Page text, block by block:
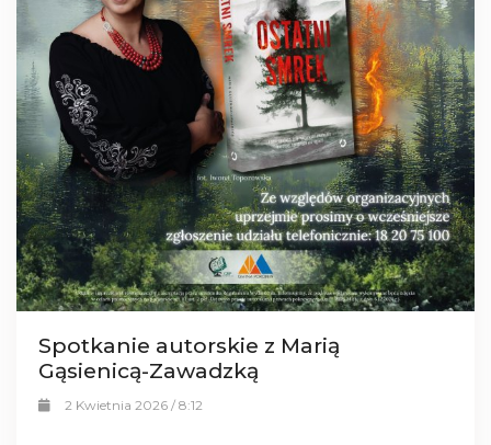
Spotkanie autorskie z Marią
Gąsienicą-Zawadzką
2 Kwietnia 2026 / 8:12